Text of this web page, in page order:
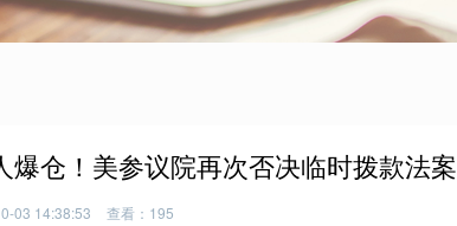
仓！美参议院再次否决临时拨款法案
03 14:38:53 查看：195